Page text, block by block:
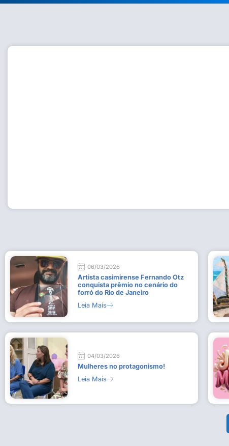
06/03/2026
Artista casimirense Fernando Otz
conquista prêmio no cenário do
forró do Rio de Janeiro
Leia Mais
04/03/2026
Mulheres no protagonismo!
Leia Mais